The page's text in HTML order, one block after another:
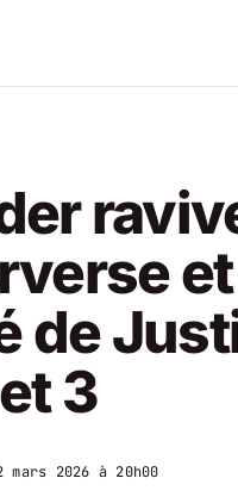
de
3
mars 2026 à 20h00